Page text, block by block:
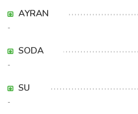
AYRAN
-
SODA
-
SU
-